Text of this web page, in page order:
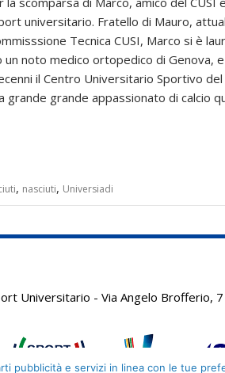
universitario. Fratello di Mauro,
Tecnica CUSI, Marco si è
un noto medico ortopedico di Genova, e
il Centro Universitario Sportivo del
grande grande appassionato di calcio
, nasciuti, Universiadi
Universitario - Via Angelo Brofferio,
pubblicità e servizi in linea con le tue